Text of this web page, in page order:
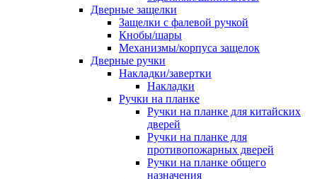
Дверные защелки
Защелки с фалевой ручкой
Кнобы/шары
Механизмы/корпуса защелок
Дверные ручки
Накладки/завертки
Накладки
Ручки на планке
Ручки на планке для китайских
дверей
Ручки на планке для
противопожарных дверей
Ручки на планке общего
назначения